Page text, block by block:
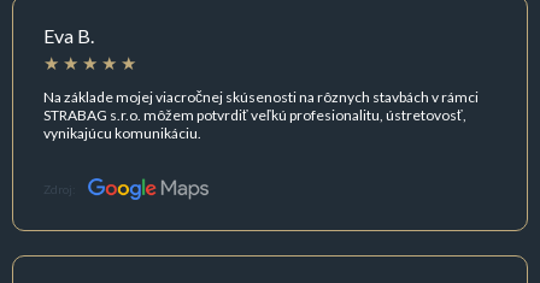
Eva B.
Na základe mojej viacročnej skúsenosti na rôznych stavbách v rámci
STRABAG s.r.o. môžem potvrdiť veľkú profesionalitu, ústretovosť,
vynikajúcu komunikáciu.
Zdroj: